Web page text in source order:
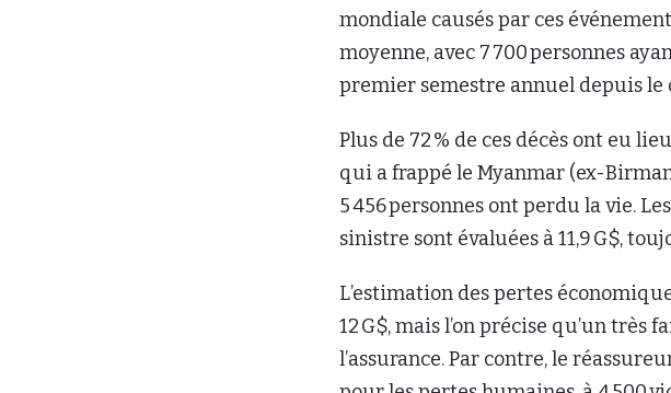
mondiale causés par ces
moyenne, avec 7 700 personnes
premier semestre annuel depuis le
Plus de 72 % de ces décès ont eu
qui a frappé le Myanmar (ex-
5 456 personnes ont perdu la vie.
sinistre sont évaluées à 11,9 G$,
L’estimation des pertes
12 G$, mais l’on précise qu’un
l’assurance. Par contre, le